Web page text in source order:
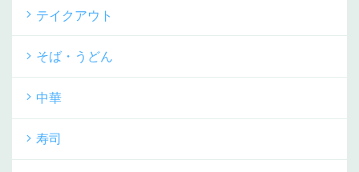
テイクアウト
そば・うどん
中華
寿司